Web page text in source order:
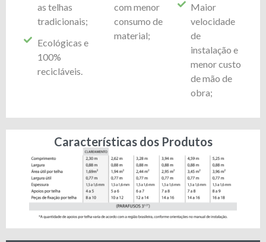
as telhas
tradicionais;
Ecológicas e
100%
recicláveis.
com menor
consumo de
material;
Maior
velocidade
de
instalação e
menor custo
de mão de
obra;
Características dos Produtos